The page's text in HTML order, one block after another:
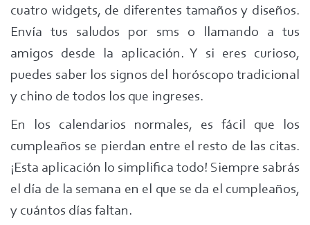
cuatro widgets, de diferentes tamaños y diseños.
Envía tus saludos por sms o llamando a tus
amigos desde la aplicación. Y si eres curioso,
puedes saber los signos del horóscopo tradicional
y chino de todos los que ingreses.
En los calendarios normales, es fácil que los
cumpleaños se pierdan entre el resto de las citas.
¡Esta aplicación lo simplifica todo! Siempre sabrás
el día de la semana en el que se da el cumpleaños,
y cuántos días faltan.